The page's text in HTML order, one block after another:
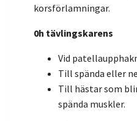
korsförlamningar.
0h tävlingskarens
Vid
Till spända eller
Till hästar som
spända muskler.